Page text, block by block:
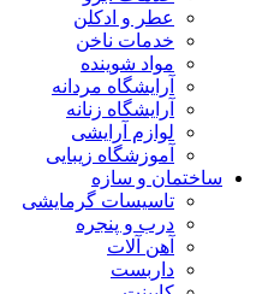
عطر و ادکلن
خدمات ناخن
مواد شوینده
آرایشگاه مردانه
آرایشگاه زنانه
لوازم آرایشی
آموزشگاه زیبایی
ساختمان و سازه
تاسیسات گرمایشی
درب و پنجره
آهن آلات
داربست